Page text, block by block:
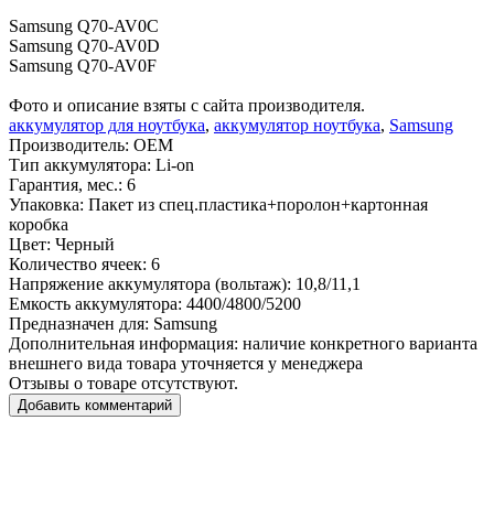
Samsung Q70-AV0C
Samsung Q70-AV0D
Samsung Q70-AV0F
Фото и описание взяты с сайта производителя.
аккумулятор для ноутбука, аккумулятор ноутбука, Samsung
Производитель: OEM
Тип аккумулятора: Li-on
Гарантия, мес.: 6
Упаковка: Пакет из спец.пластика+поролон+картонная
коробка
Цвет: Черный
Количество ячеек: 6
Напряжение аккумулятора (вольтаж): 10,8/11,1
Емкость аккумулятора: 4400/4800/5200
Предназначен для: Samsung
Дополнительная информация: наличие конкретного варианта
внешнего вида товара уточняется у менеджера
Отзывы о товаре отсутствуют.
Добавить комментарий